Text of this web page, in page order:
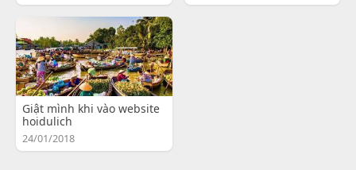
Giật mình khi vào website
hoidulich
24/01/2018